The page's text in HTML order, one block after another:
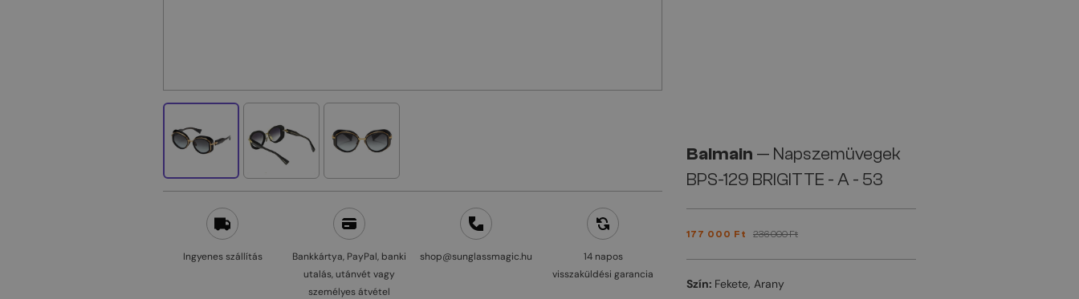
Ingyenes szállítás
Bankkártya, PayPal, banki
utalás, utánvét vagy
személyes átvétel
shop@sunglassmagic.hu
14 napos
visszaküldési garancia
Balmain — Napszemüvegek
BPS-129 BRIGITTE - A - 53
177 000 Ft 236 000 Ft
Szín: Fekete, Arany